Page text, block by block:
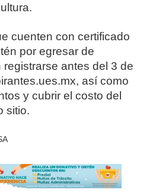
cuenten con certificado
por egresar de
antes del 3 de
así como
y cubrir el costo del
sitio.